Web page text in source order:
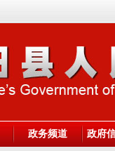
政务频道 政府